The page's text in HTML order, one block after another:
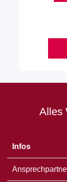
Alles
Infos